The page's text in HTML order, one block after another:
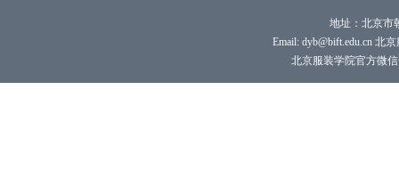
地址：北京市
Email: dyb@bift.edu.cn 北
北京服装学院官方微信